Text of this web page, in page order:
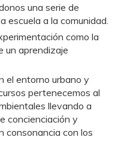
una serie de
escuela a la comunidad.
como la
un aprendizaje
el entorno urbano y
pertenecemos al
llevando a
concienciación y
consonancia con los